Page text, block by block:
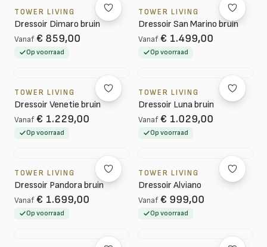
TOWER LIVING
Dressoir Dimaro bruin
Vanaf € 859,00
Op voorraad
TOWER LIVING
Dressoir San Marino bruin
Vanaf € 1.499,00
Op voorraad
TOWER LIVING
Dressoir Venetie bruin
Vanaf € 1.229,00
Op voorraad
TOWER LIVING
Dressoir Luna bruin
Vanaf € 1.029,00
Op voorraad
TOWER LIVING
Dressoir Pandora bruin
Vanaf € 1.699,00
Op voorraad
TOWER LIVING
Dressoir Alviano
Vanaf € 999,00
Op voorraad